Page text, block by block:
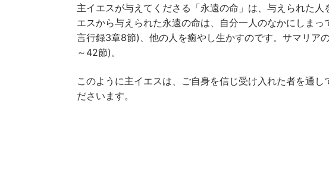
主イエスが与えてくださる「永遠の命」は、与えられた
エスから与えられた永遠の命は、自分一人のなかにしま
言行録3章8節)、他の人を癒やし生かすのです。サマリア
～42節)。
このように主イエスは、ご自身を信じ受け入れた者を通
ださいます。